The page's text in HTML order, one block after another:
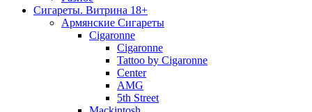
Сигареты. Витрина 18+
Армянские Сигареты
Cigaronne
Cigaronne
Tattoo by Cigaronne
Center
AMG
5th Street